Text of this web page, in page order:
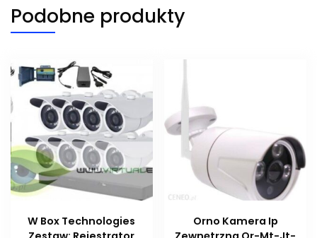
Podobne produkty
W Box Technologies
Orno Kamera Ip